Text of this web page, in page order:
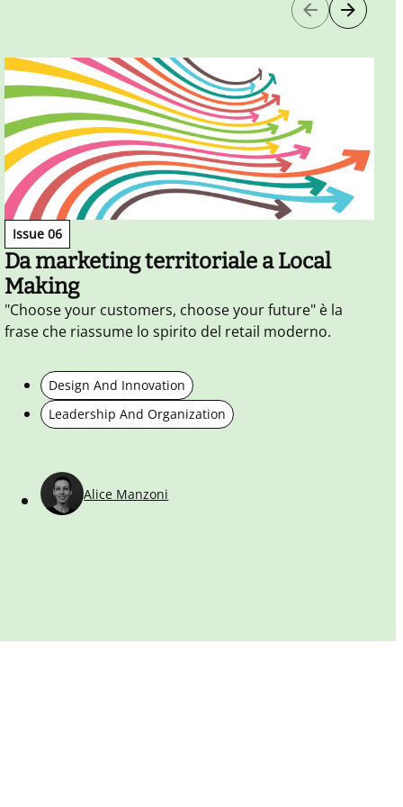
Issue 06
Da marketing territoriale a Local
Making
"Choose your customers, choose your future" è la
frase che riassume lo spirito del retail moderno.
Design And Innovation
Leadership And Organization
Alice Manzoni